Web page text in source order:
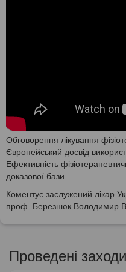
Обговорення лікування
Європейський досвід
Ефективність
доказової бази.
Коментує заслужений лікар
проф. Березнюк Володимир
Проведені заходи